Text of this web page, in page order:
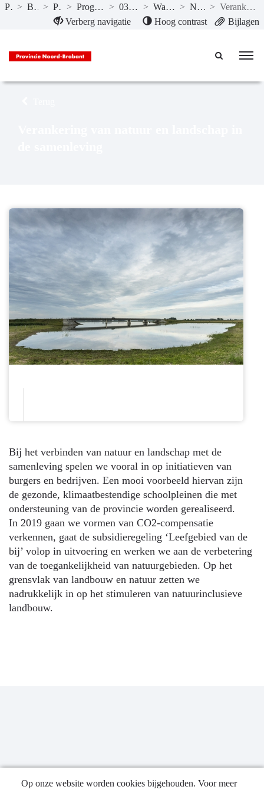
Naar hoofdinhoud
Publicaties> Begroting 2019 > Programma’s> Programma 03 Natuur, water en milieu > 03.03 Natuur en Landschap > Wat wil de provincie bereiken? > Natuur en Landschap >
Verankering van natuur en landschap in de samenleving
Verberg navigatie
Hoog contrast Bijlagen
Bij het verbinden van natuur en landschap met de
samenleving spelen we vooral in op initiatieven van
burgers en bedrijven. Een mooi voorbeeld hiervan zijn
de gezonde, klimaatbestendige schoolpleinen die met
ondersteuning van de provincie worden gerealiseerd.
In 2019 gaan we vormen van CO2-compensatie
verkennen, gaat de subsidieregeling ‘Leefgebied van de
bij’ volop in uitvoering en werken we aan de verbetering
van de toegankelijkheid van natuurgebieden. Op het
grensvlak van landbouw en natuur zetten we
nadrukkelijk in op het stimuleren van natuurinclusieve
landbouw.
Op onze website worden cookies bijgehouden. Voor meer